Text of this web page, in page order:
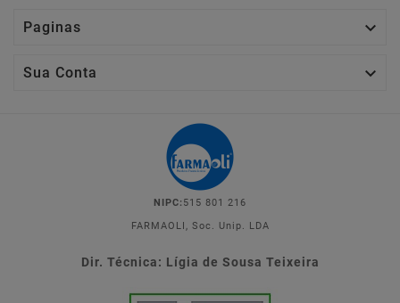
Paginas 
Sua Conta 
NIPC: 515 801 216
FARMAOLI, Soc. Unip. LDA
Dir. Técnica: Lígia de Sousa Teixeira